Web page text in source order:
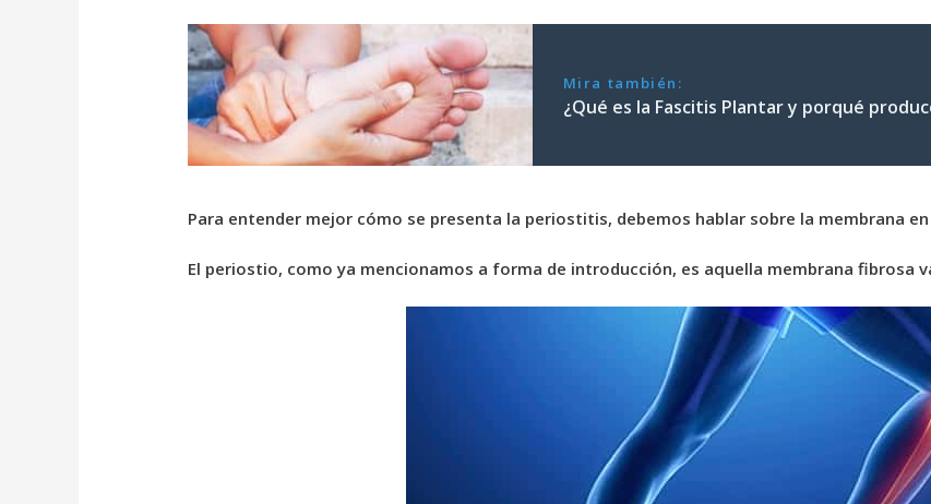
Mira también:
¿Qué es la Fascitis Plantar y porqué
Para entender mejor cómo se presenta la periostitis, debemos hablar sobre la membrana
El periostio, como ya mencionamos a forma de introducción, es aquella membrana fibrosa